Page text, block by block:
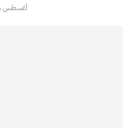
أغسطس 6, 2026